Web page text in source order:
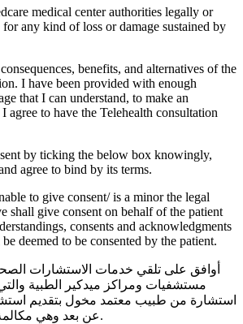
medical center authorities legally or
any kind of loss or damage sustained by
benefits, and alternatives of the
I have been provided with enough
that I can understand, to make an
agree to have the Telehealth consultation
by ticking the below box knowingly,
agree to bind by its terms.
to give consent/ is a minor the legal
shall give consent on behalf of the patient
consents and acknowledgments
deemed to be consented by the patient.
أوافق على تلقي خدمات الاستشارات
مستشفيات ومراكز ميدكير الطبية
استشارة من طبيب معتمد مخول بتقديم
عن بعد وهي مكالمة محادثة فيديو تفاعلية.